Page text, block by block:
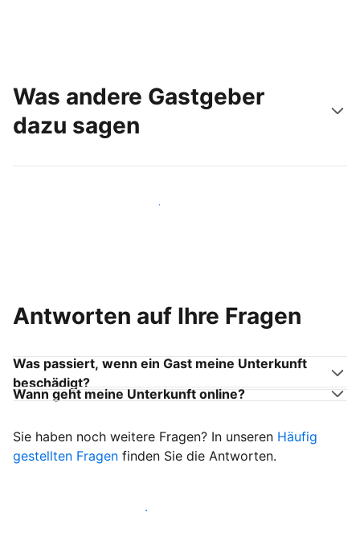
Was andere Gastgeber
dazu sagen
Schließen Sie sich Gastgebern wie Ihnen an
Antworten auf Ihre Fragen
Was passiert, wenn ein Gast meine Unterkunft
beschädigt?
Wann geht meine Unterkunft online?
Sie haben noch weitere Fragen? In unseren Häufig
gestellten Fragen finden Sie die Antworten.
Heißen Sie ab sofort Gäste willkommen